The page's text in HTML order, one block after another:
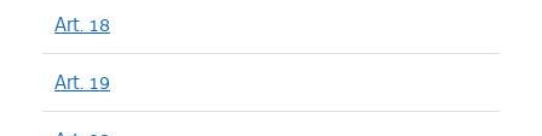
Art. 18
Art. 19